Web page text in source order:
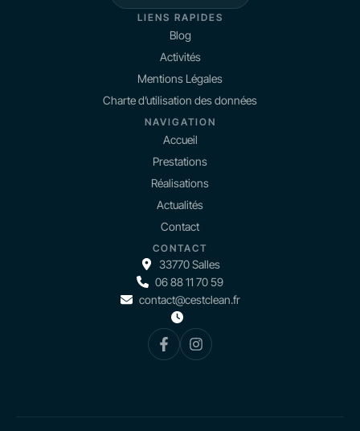
LIENS RAPIDES
Blog
Activités
Mentions Légales
Charte d’utilisation des données
NAVIGATION
Accueil
Prestations
Réalisations
Actualités
Contact
CONTACT
33770 Salles
06 88 11 70 59
contact@cestclean.fr